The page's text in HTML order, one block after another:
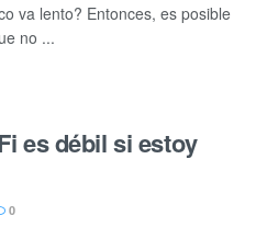
va lento? Entonces, es posible
no ...
es débil si estoy
0